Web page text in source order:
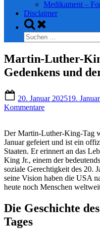
Medikament –
Disclaimer
Toggle
search
form
Suchen
nach:
Martin-Luther-
Gedenkens und
on
20. Januar 202519.
Kommentarezu
King-
Tag:
Ein
Tag
des
Gedenkens
und
Inspiration
Der Martin-Luther-King-Tag
Januar gefeiert und ist ein
Staaten. Er erinnert an das
King Jr., einem der
soziale Gerechtigkeit des 20.
seine Vision haben die USA
heute noch Menschen
Die Geschichte
Tages